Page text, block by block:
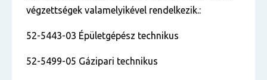
végzettségek valamelyikével rendelkezik.:
52-5443-03 Épületgépész technikus
52-5499-05 Gázipari technikus